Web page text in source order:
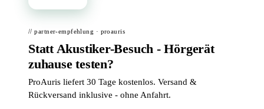
// partner-empfehlung · proauris
Statt Akustiker-Besuch - Hörgerät
zuhause testen?
ProAuris liefert 30 Tage kostenlos. Versand &
Rückversand inklusive - ohne Anfahrt.